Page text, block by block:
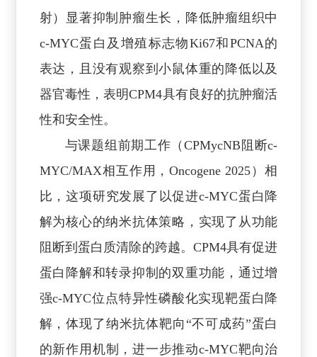
射）显著抑制肿瘤生长，降低肿瘤组织中
c-MYC蛋白及增殖标志物Ki67和PCNA的
表达，且没有观察到小鼠体重的降低以及
器官毒性，表明CPM4具有良好的抗肿瘤活
性和安全性。
与课题组前期工作（CPMycNB阻断c-
MYC/MAX相互作用，Oncogene 2025）相
比，这项研究发展了以促进c-MYC蛋白降
解为核心的纳米抗体策略，实现了从功能
阻断到蛋白质清除的跨越。CPM4具有促进
蛋白降解和转录抑制的双重功能，通过增
强c-MYC位点特异性磷酸化实现靶蛋白降
解，体现了纳米抗体靶向“不可成药”蛋白
的新作用机制，进一步推动c-MYC靶向治